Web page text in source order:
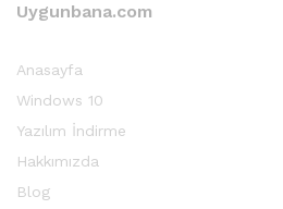
Uygunbana.com
Anasayfa
Windows 10
Yazılım İndirme
Hakkımızda
Blog